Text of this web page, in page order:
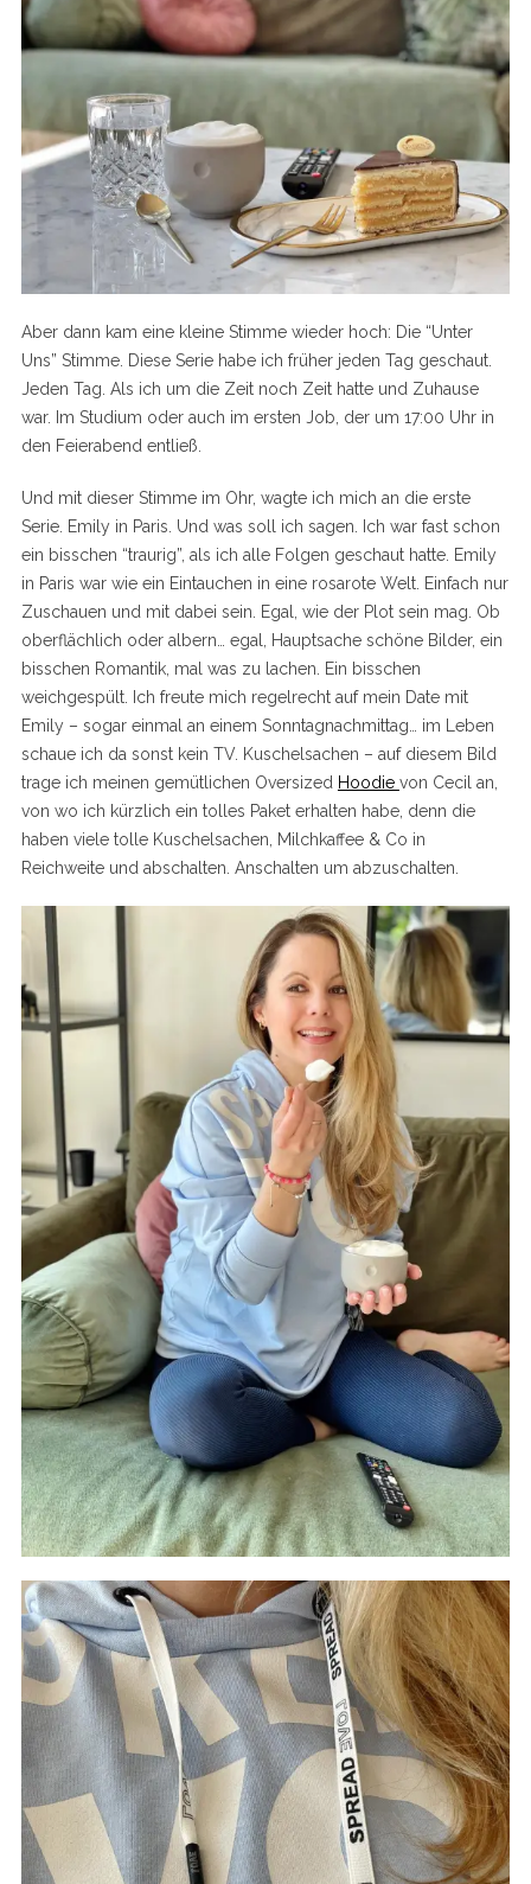
Aber dann kam eine kleine Stimme wieder hoch: Die “Unter
Uns” Stimme. Diese Serie habe ich früher jeden Tag geschaut.
Jeden Tag. Als ich um die Zeit noch Zeit hatte und Zuhause
war. Im Studium oder auch im ersten Job, der um 17:00 Uhr in
den Feierabend entließ.
Und mit dieser Stimme im Ohr, wagte ich mich an die erste
Serie. Emily in Paris. Und was soll ich sagen. Ich war fast schon
ein bisschen “traurig”, als ich alle Folgen geschaut hatte. Emily
in Paris war wie ein Eintauchen in eine rosarote Welt. Einfach nur
Zuschauen und mit dabei sein. Egal, wie der Plot sein mag. Ob
oberflächlich oder albern… egal, Hauptsache schöne Bilder, ein
bisschen Romantik, mal was zu lachen. Ein bisschen
weichgespült. Ich freute mich regelrecht auf mein Date mit
Emily – sogar einmal an einem Sonntagnachmittag… im Leben
schaue ich da sonst kein TV. Kuschelsachen – auf diesem Bild
trage ich meinen gemütlichen Oversized Hoodie von Cecil an,
von wo ich kürzlich ein tolles Paket erhalten habe, denn die
haben viele tolle Kuschelsachen, Milchkaffee & Co in
Reichweite und abschalten. Anschalten um abzuschalten.